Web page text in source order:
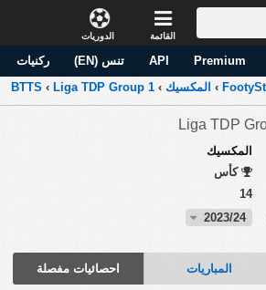
الدوريات القائمة
ركنيات تنس (EN) API
Premium
› المكسيك ›
Liga TDP Group 1
›
BTTS
المكسيك
كأس
14
2023/24
احصائيات مفصلة المباريات